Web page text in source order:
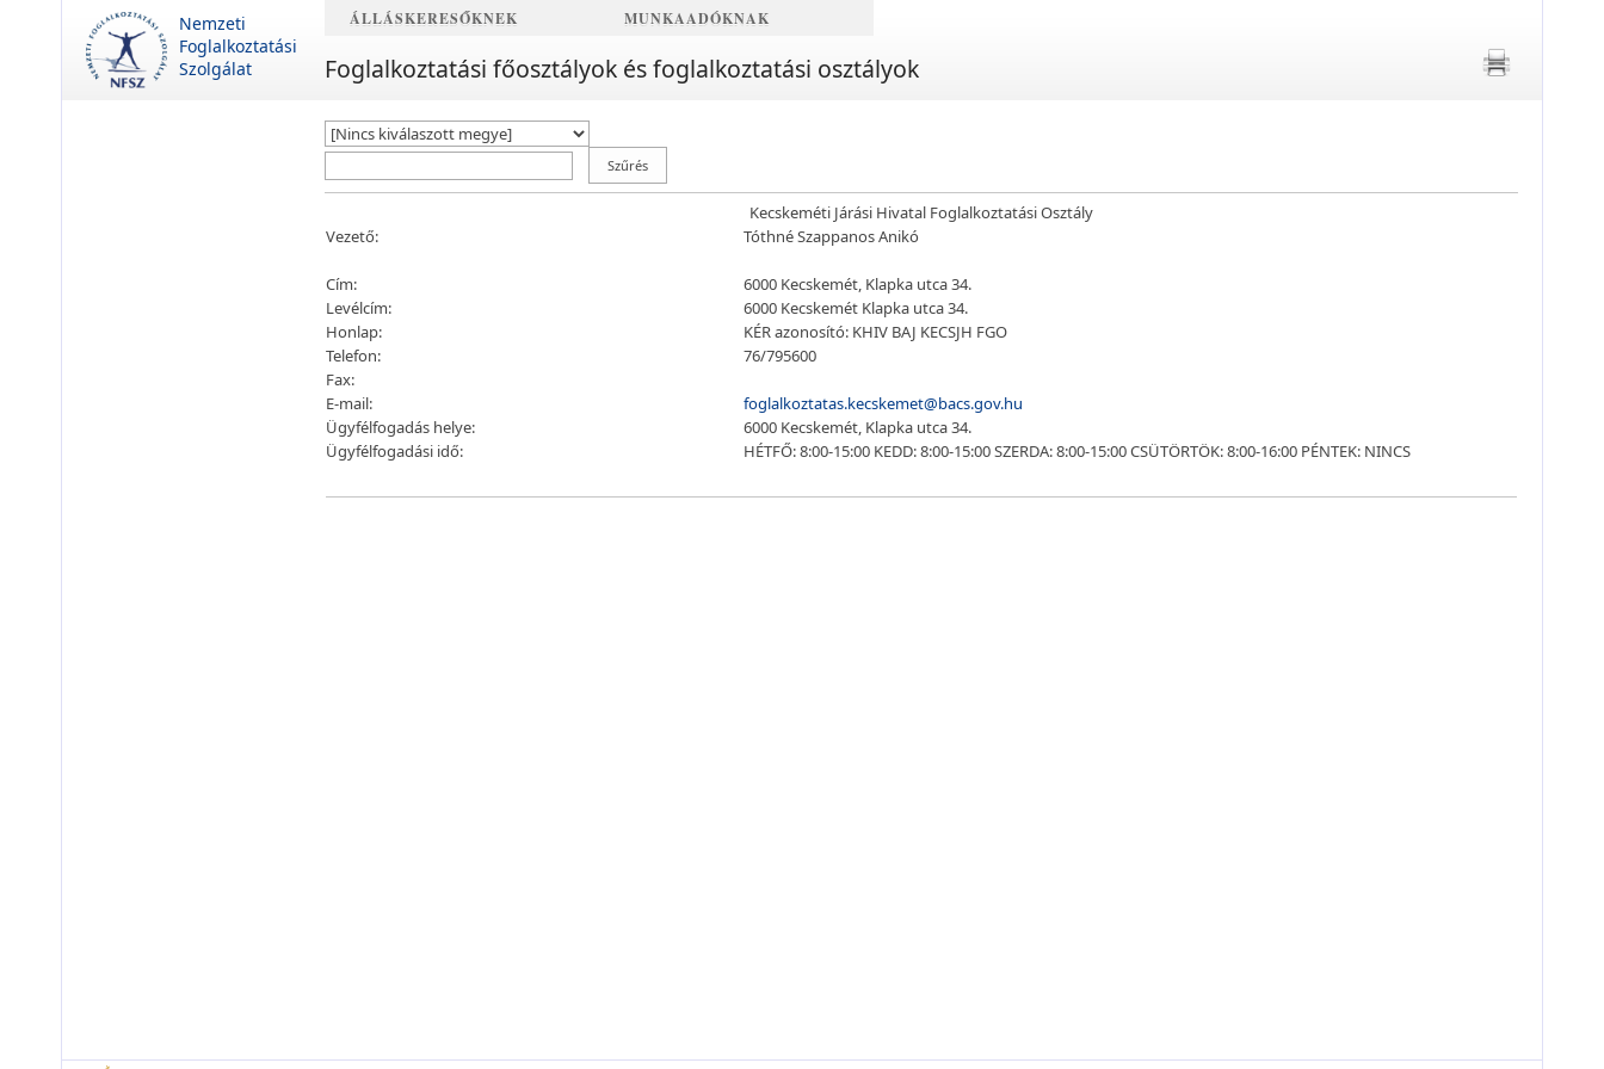
Nemzeti
Foglalkoztatási
Szolgálat
ÁLLÁSKERESŐKNEK MUNKAADÓKNAK
Foglalkoztatási főosztályok és foglalkoztatási osztályok
Kecskeméti Járási Hivatal Foglalkoztatási Osztály
Vezető:
Tóthné Szappanos Anikó
Cím:
6000 Kecskemét, Klapka utca 34.
Levélcím:
6000 Kecskemét Klapka utca 34.
Honlap:
KÉR azonosító: KHIV BAJ KECSJH FGO
Telefon:
76/795600
Fax:
E-mail:
foglalkoztatas.kecskemet@bacs.gov.hu
Ügyfélfogadás helye:
6000 Kecskemét, Klapka utca 34.
Ügyfélfogadási idő:
HÉTFŐ: 8:00-15:00 KEDD: 8:00-15:00 SZERDA: 8:00-15:00 CSÜTÖRTÖK: 8:00-16:00 PÉNTEK: NINCS